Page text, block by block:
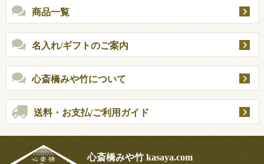
商品一覧
名入れ/ギフトのご案内
心斎橋みや竹について
送料・お支払/ご利用ガイド
心斎橋みや竹 kasaya.com